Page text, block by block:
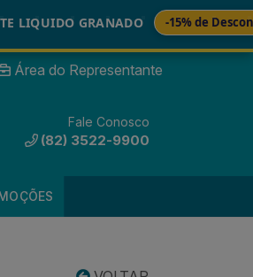
GRANADO -15% de Desconto
Área do Representante
Fale Conosco
(82) 3522-9900